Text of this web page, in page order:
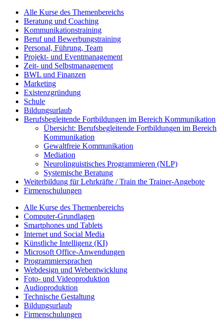
Alle Kurse des Themenbereichs
Beratung und Coaching
Kommunikationstraining
Beruf und Bewerbungstraining
Personal, Führung, Team
Projekt- und Eventmanagement
Zeit- und Selbstmanagement
BWL und Finanzen
Marketing
Existenzgründung
Schule
Bildungsurlaub
Berufsbegleitende Fortbildungen im Bereich Kommunikation
Übersicht: Berufsbegleitende Fortbildungen im Bereich
Kommunikation
Gewaltfreie Kommunikation
Mediation
Neurolinguistisches Programmieren (NLP)
Systemische Beratung
Weiterbildung für Lehrkräfte / Train the Trainer-Angebote
Firmenschulungen
Alle Kurse des Themenbereichs
Computer-Grundlagen
Smartphones und Tablets
Internet und Social Media
Künstliche Intelligenz (KI)
Microsoft Office-Anwendungen
Programmiersprachen
Webdesign und Webentwicklung
Foto- und Videoproduktion
Audioproduktion
Technische Gestaltung
Bildungsurlaub
Firmenschulungen